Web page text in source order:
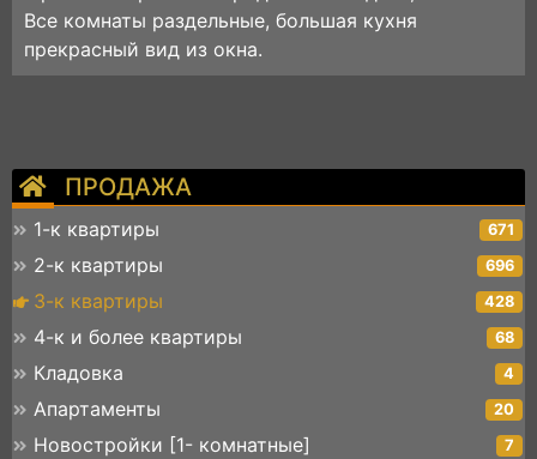
ПРОДАЖА
1-к квартиры 671
2-к квартиры 696
3-к квартиры 428
4-к и более квартиры 68
Кладовка 4
Апартаменты 20
Новостройки [1- комнатные] 7
Все комнаты раздельные, большая кухня
прекрасный вид из окна.